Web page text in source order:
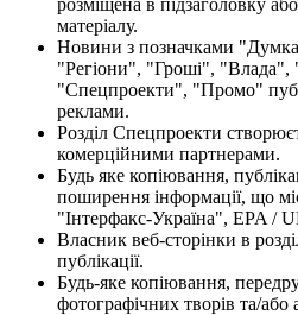
розміщена в підзаголовку
матеріалу.
Новини з позначками
"Регіони", "Гроші",
"Спецпроекти", "Промо"
реклами.
Розділ Спецпроекти
комерційними партнерами.
Будь яке копіювання,
поширення інформації, що
"Інтерфакс-Україна", EPA /
Власник веб-сторінки в
публікації.
Будь-яке копіювання,
фотографічних творів та/або